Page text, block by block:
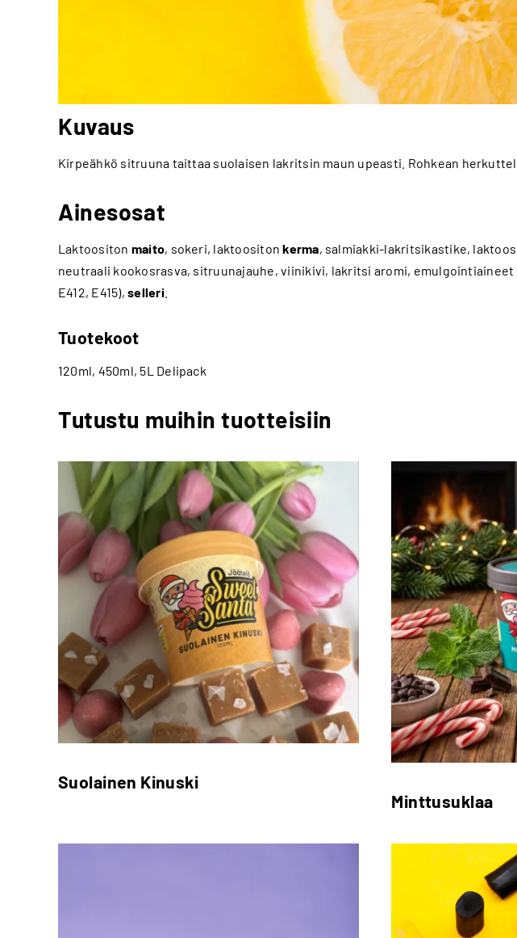
Kuvaus
Kirpeähkö sitruuna taittaa suolaisen lakritsin maun upeasti. Rohkean
Ainesosat
Laktoositon maito, sokeri, laktoositonkerma, salmiakki-lakritsikastike,
neutraali kookosrasva, sitruunajauhe, viinikivi, lakritsi aromi, emulgointiaineet
E412, E415),selleri.
Tuotekoot
120ml, 450ml, 5L Delipack
Tutustu muihin tuotteisiin
Suolainen Kinuski
Minttusuklaa